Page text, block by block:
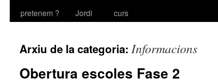
pretenem ?
Jordi
curs
Arxiu de la categoria: Informacions
Obertura escoles Fase 2